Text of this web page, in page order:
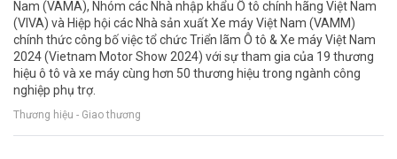
Nam (VAMA), Nhóm các Nhà nhập khẩu Ô tô chính hãng Việt Nam
(VIVA) và Hiệp hội các Nhà sản xuất Xe máy Việt Nam (VAMM)
chính thức công bố việc tổ chức Triển lãm Ô tô & Xe máy Việt Nam
2024 (Vietnam Motor Show 2024) với sự tham gia của 19 thương
hiệu ô tô và xe máy cùng hơn 50 thương hiệu trong ngành công
nghiệp phụ trợ.
Thương hiệu - Giao thương